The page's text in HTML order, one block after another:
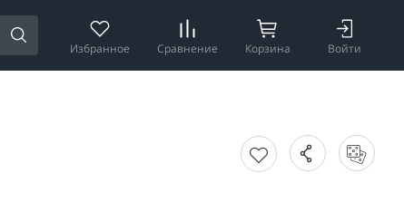
Избранное Сравнение Корзина Войти